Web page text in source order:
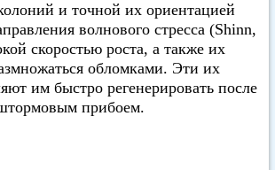
и точной их ориентацией
волнового стресса (Shinn,
скоростью роста, а также их
обломками. Эти их
им быстро регенерировать после
прибоем.